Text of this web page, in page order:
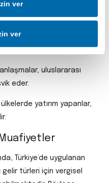
ver
ver
hale gelir.
ne kadar vergi ödeneceği
daha sağlıklı
uluslararası
eder.
yatırım yapanlar,
Türkiye’de uygulanan
gelir türleri için vergisel